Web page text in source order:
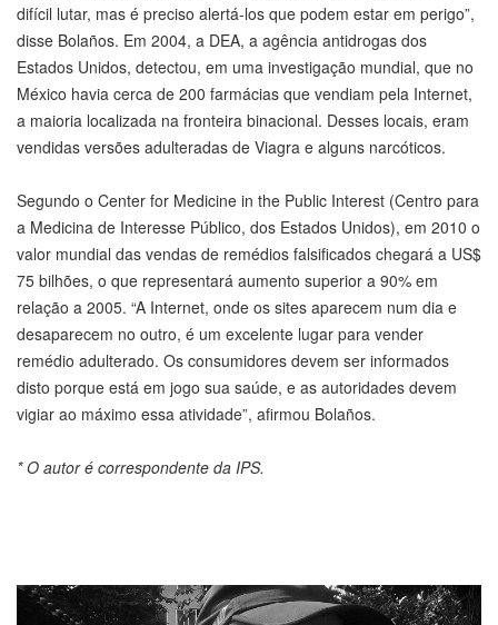
difícil lutar, mas é preciso alertá-los que podem estar em perigo”,
disse Bolaños. Em 2004, a DEA, a agência antidrogas dos
Estados Unidos, detectou, em uma investigação mundial, que no
México havia cerca de 200 farmácias que vendiam pela Internet,
a maioria localizada na fronteira binacional. Desses locais, eram
vendidas versões adulteradas de Viagra e alguns narcóticos.
Segundo o Center for Medicine in the Public Interest (Centro para
a Medicina de Interesse Público, dos Estados Unidos), em 2010 o
valor mundial das vendas de remédios falsificados chegará a US$
75 bilhões, o que representará aumento superior a 90% em
relação a 2005. “A Internet, onde os sites aparecem num dia e
desaparecem no outro, é um excelente lugar para vender
remédio adulterado. Os consumidores devem ser informados
disto porque está em jogo sua saúde, e as autoridades devem
vigiar ao máximo essa atividade”, afirmou Bolaños.
* O autor é correspondente da IPS.